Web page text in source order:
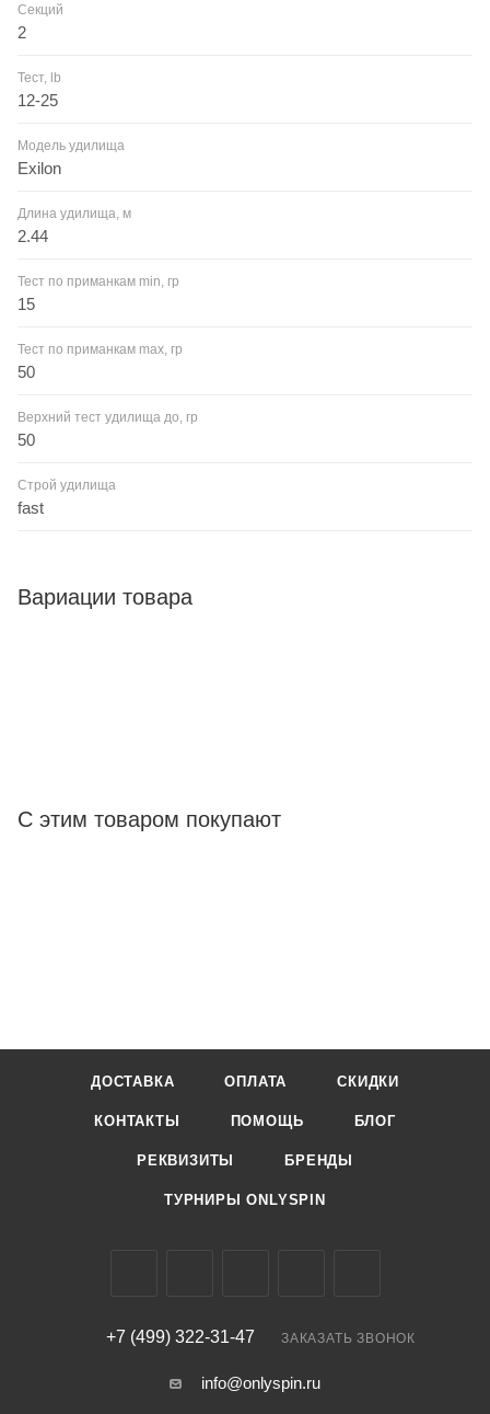
Секций
2
Тест, lb
12-25
Модель удилища
Exilon
Длина удилища, м
2.44
Тест по приманкам min, гр
15
Тест по приманкам max, гр
50
Верхний тест удилища до, гр
50
Строй удилища
fast
Вариации товара
С этим товаром покупают
ДОСТАВКА ОПЛАТА СКИДКИ
КОНТАКТЫ ПОМОЩЬ БЛОГ
РЕКВИЗИТЫ БРЕНДЫ
ТУРНИРЫ ONLYSPIN
+7 (499) 322-31-47 ЗАКАЗАТЬ ЗВОНОК
info@onlyspin.ru